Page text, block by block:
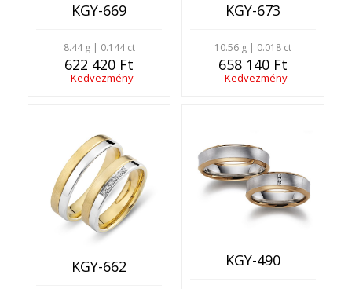
KGY-669
8.44 g | 0.144 ct
622 420 Ft
- Kedvezmény
KGY-673
10.56 g | 0.018 ct
658 140 Ft
- Kedvezmény
KGY-662 KGY-490